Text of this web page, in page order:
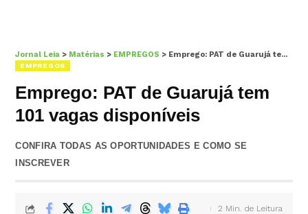
Jornal Leia > Matérias > EMPREGOS > Emprego: PAT de Guarujá tem 101 vagas disponíveis
EMPREGOS
Emprego: PAT de Guarujá tem
101 vagas disponíveis
CONFIRA TODAS AS OPORTUNIDADES E COMO SE
INSCREVER
2 Min. de Leitura